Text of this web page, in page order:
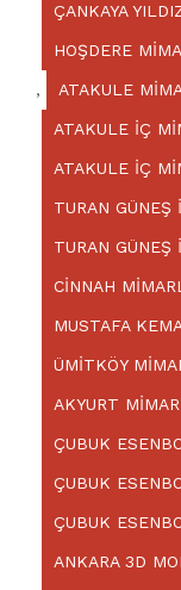
ÇANKAYA
HOŞDERE
, ATAKULE
ATAKULE İÇ
ATAKULE İÇ
TURAN GÜNEŞ
TURAN
CİNNAH
MUSTAFA
ÜMİTKÖY
AKYURT MİMAR
ÇUBUK
ÇUBUK
ÇUBUK
ANKARA 3D